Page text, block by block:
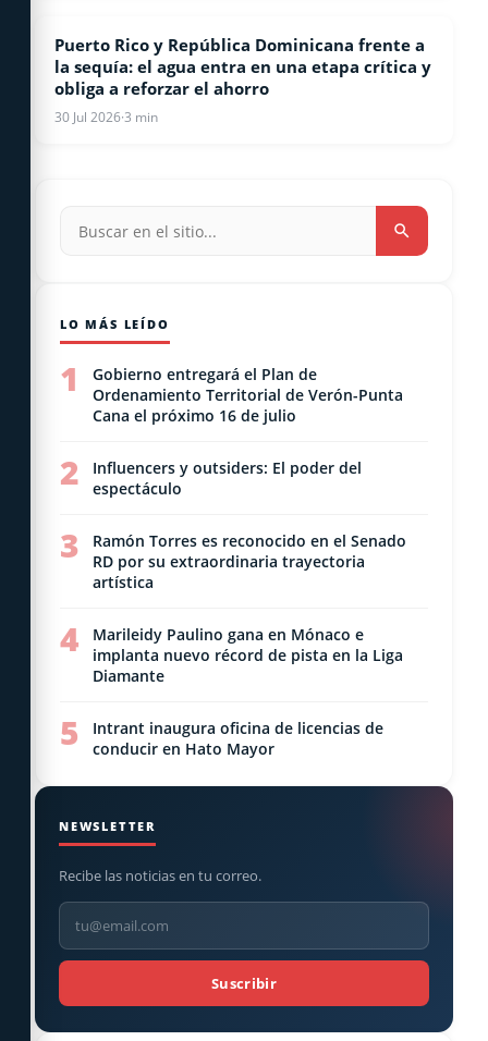
INTERNACIONALES
Puerto Rico y República Dominicana frente a
la sequía: el agua entra en una etapa crítica y
obliga a reforzar el ahorro
30 Jul 2026·3 min
LO MÁS LEÍDO
1
Gobierno entregará el Plan de
Ordenamiento Territorial de Verón-Punta
Cana el próximo 16 de julio
2
Influencers y outsiders: El poder del
espectáculo
3
Ramón Torres es reconocido en el Senado
RD por su extraordinaria trayectoria
artística
4
Marileidy Paulino gana en Mónaco e
implanta nuevo récord de pista en la Liga
Diamante
5
Intrant inaugura oficina de licencias de
conducir en Hato Mayor
NEWSLETTER
Recibe las noticias en tu correo.
Suscribir